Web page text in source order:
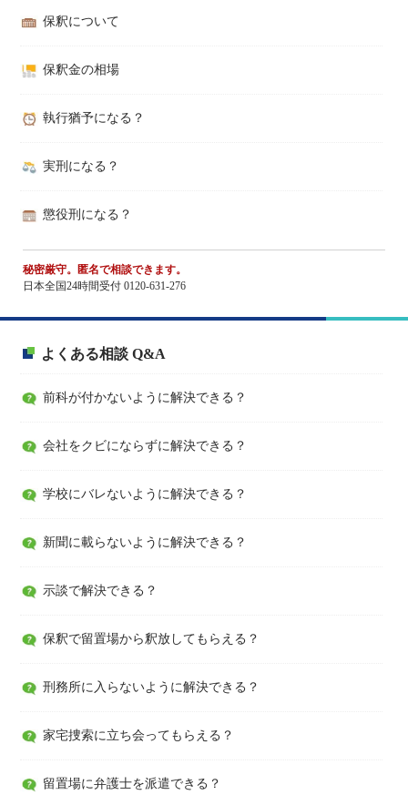
保釈について
保釈金の相場
執行猶予になる？
実刑になる？
懲役刑になる？
秘密厳守。匿名で相談できます。
日本全国24時間受付 0120-631-276
よくある相談 Q&A
前科が付かないように解決できる？
会社をクビにならずに解決できる？
学校にバレないように解決できる？
新聞に載らないように解決できる？
示談で解決できる？
保釈で留置場から釈放してもらえる？
刑務所に入らないように解決できる？
家宅捜索に立ち会ってもらえる？
留置場に弁護士を派遣できる？